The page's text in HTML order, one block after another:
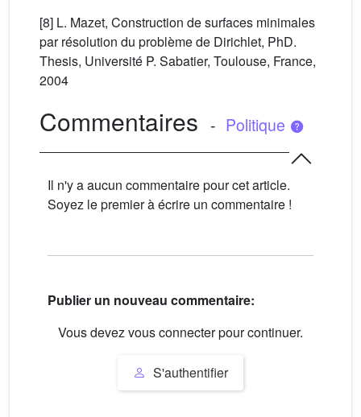
[8] L. Mazet, Construction de surfaces minimales
par résolution du problème de Dirichlet, PhD.
Thesis, Université P. Sabatier, Toulouse, France,
2004
Commentaires - Politique
Il n'y a aucun commentaire pour cet article.
Soyez le premier à écrire un commentaire !
Publier un nouveau commentaire:
Vous devez vous connecter pour continuer.
S'authentifier